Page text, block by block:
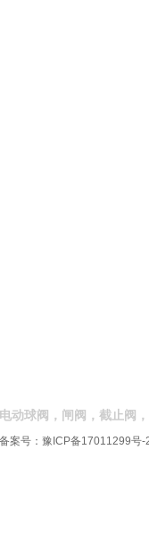
动球阀，闸阀，截止阀
备案号： 豫ICP备17011299号-